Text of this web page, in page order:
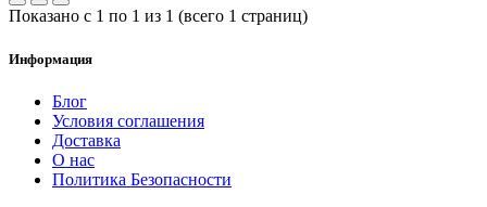
Показано с 1 по 1 из 1 (всего 1 страниц)
Информация
Блог
Условия соглашения
Доставка
О нас
Политика Безопасности